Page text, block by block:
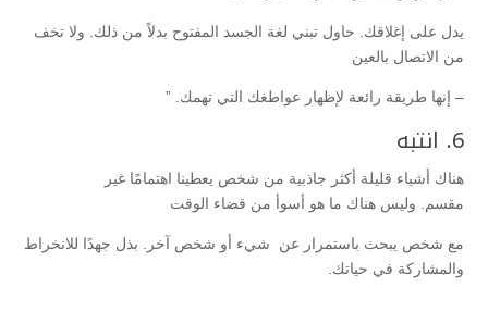
يدل على إغلاقك. حاول تبني لغة الجسد المفتوح بدلاً من ذلك. ولا تخف
من الاتصال بالعين
– إنها طريقة رائعة لإظهار عواطغك التي تهمك. ”
6. انتبه
هناك أشياء قليلة أكثر جاذبية من شخص يعطينا اهتمامًا غير
مقسم. وليس هناك ما هو أسوأ من قضاء الوقت
مع شخص يبحث باستمرار عن شيء أو شخص آخر. بذل جهدًا للانخراط
والمشاركة في حياتك.